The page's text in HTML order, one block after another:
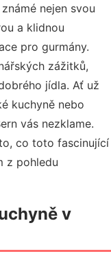
nejen svou
a klidnou
pro gurmány.
zážitků,
jídla. Ať už
kuchyně nebo
vás nezklame.
co toto fascinující
z pohledu
v